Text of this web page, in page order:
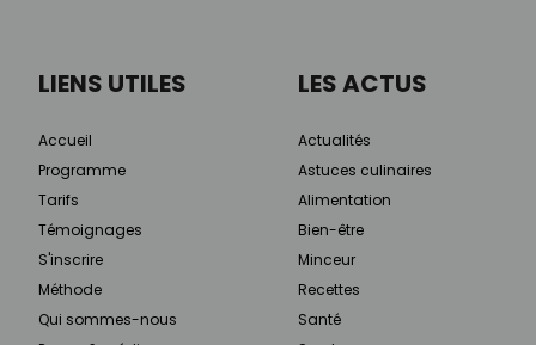
LIENS UTILES
Accueil
Programme
Tarifs
Témoignages
S'inscrire
Méthode
Qui sommes-nous
LES ACTUS
Actualités
Astuces culinaires
Alimentation
Bien-être
Minceur
Recettes
Santé